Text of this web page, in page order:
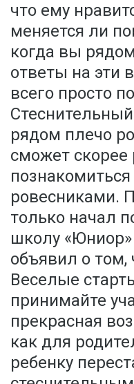
что ему
меняется ли
когда вы
ответы на эти
всего просто
рядом плечо
сможет скорее
ровесниками.
только начал
школу
объявил о том,
Веселые
принимайте
прекрасная
как для
ребенку